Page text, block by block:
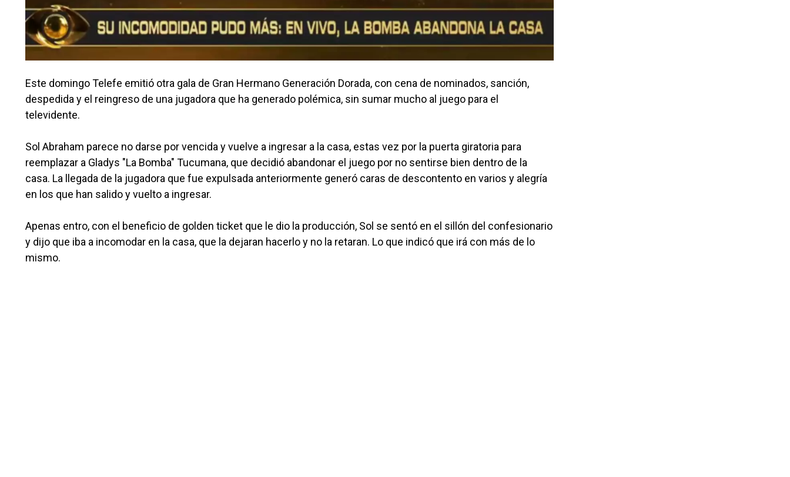
Este domingo Telefe emitió otra gala de Gran Hermano Generación Dorada, con cena de nominados, sanción,
despedida y el reingreso de una jugadora que ha generado polémica, sin sumar mucho al juego para el
televidente.
Sol Abraham parece no darse por vencida y vuelve a ingresar a la casa, estas vez por la puerta giratoria para
reemplazar a Gladys "La Bomba" Tucumana, que decidió abandonar el juego por no sentirse bien dentro de la
casa. La llegada de la jugadora que fue expulsada anteriormente generó caras de descontento en varios y alegría
en los que han salido y vuelto a ingresar.
Apenas entro, con el beneficio de golden ticket que le dio la producción, Sol se sentó en el sillón del confesionario
y dijo que iba a incomodar en la casa, que la dejaran hacerlo y no la retaran. Lo que indicó que irá con más de lo
mismo.